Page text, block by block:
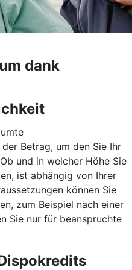
dank
Betrag, um den Sie Ihr
und in welcher Höhe Sie
ist abhängig von Ihrer
können Sie
zum Beispiel nach einer
Sie nur für beanspruchte